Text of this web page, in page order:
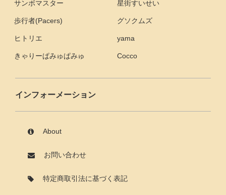
サンボマスター 星街すいせい
歩行者(Pacers) グソクムズ
ヒトリエ yama
きゃりーぱみゅぱみゅ Cocco
インフォーメーション
About
お問い合わせ
特定商取引法に基づく表記